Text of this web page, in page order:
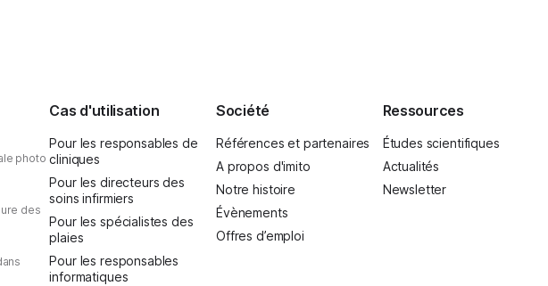
photo
des
Cas d'utilisation
Pour les responsables de
cliniques
Pour les directeurs des
soins infirmiers
Pour les spécialistes des
plaies
Pour les responsables
informatiques
Société
Références et partenaires
A propos d'imito
Notre histoire
Évènements
Offres d’emploi
Ressources
Études scientifiques
Actualités
Newsletter